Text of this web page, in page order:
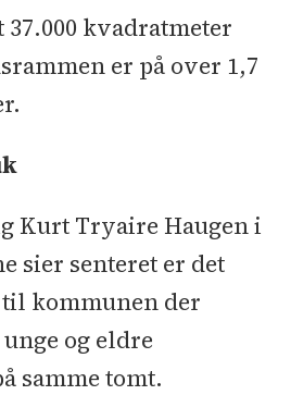
Byemark Stål
Bærum Byggmontering
Onsrud
Entreprenør lGeo
og Bergboringl
lHaniss
l IdemalIndian Bygg
kvadratmeter
er på over 1,7
Kurt Tryaire Haugen i
sier senteret er det
kommunen der
og eldre
samme tomt.